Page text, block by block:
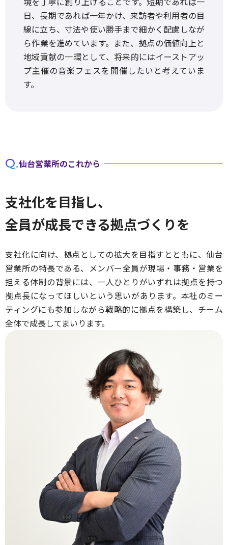
日、長期であれば一年かけ、来訪者や利用者の目
線に立ち、寸法や使い勝手まで細かく配慮しなが
ら作業を進めています。また、拠点の価値向上と
地域貢献の一環として、将来的にはイーストアッ
プ主催の音楽フェスを開催したいと考えていま
す。
Q.仙台営業所のこれから
支社化を目指し、
全員が成長できる拠点づくりを
支社化に向け、拠点としての拡大を目指すとともに、仙台
営業所の特長である、メンバー全員が現場・事務・営業を
担える体制の背景には、一人ひとりがいずれは拠点を持つ
拠点長になってほしいという思いがあります。本社のミー
ティングにも参加しながら戦略的に拠点を構築し、チーム
全体で成長してまいります。